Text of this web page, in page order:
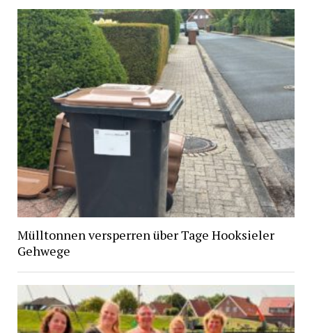
Mülltonnen versperren über Tage Hooksieler
Gehwege